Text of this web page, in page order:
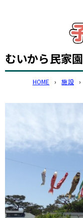
むいから民家園
HOME › 施設 ›